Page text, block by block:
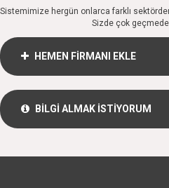
Sistemimize hergün onlarca farklı
Sizde çok
HEMEN FİRMANI EKLE
BİLGİ ALMAK İSTİYORUM